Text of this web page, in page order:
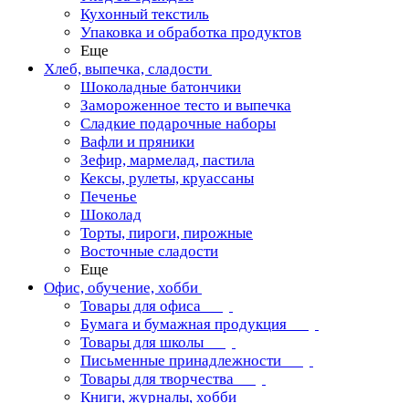
Кухонный текстиль
Упаковка и обработка продуктов
Еще
Хлеб, выпечка, сладости
Шоколадные батончики
Замороженное тесто и выпечка
Сладкие подарочные наборы
Вафли и пряники
Зефир, мармелад, пастила
Кексы, рулеты, круассаны
Печенье
Шоколад
Торты, пироги, пирожные
Восточные сладости
Еще
Офис, обучение, хобби
Товары для офиса
Бумага и бумажная продукция
Товары для школы
Письменные принадлежности
Товары для творчества
Книги, журналы, хобби